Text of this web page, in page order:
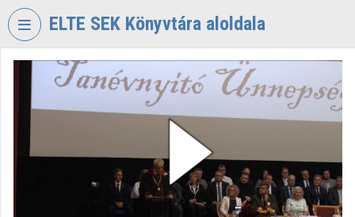
Fejléc kihagyása
ELTE SEK Könyvtára aloldala
VIDEO TORIUM
SAVARIA